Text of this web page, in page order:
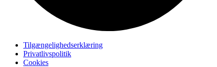
Tilgængelighedserklæring
Privatlivspolitik
Cookies